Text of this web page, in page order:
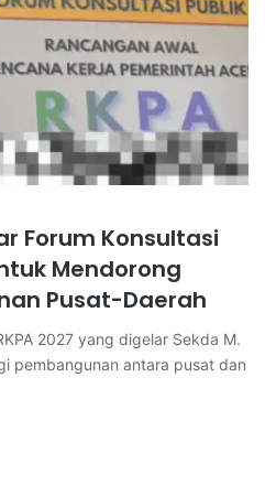
Forum Konsultasi
Mendorong
Pusat-Daerah
2027 yang digelar Sekda M.
pembangunan antara pusat dan